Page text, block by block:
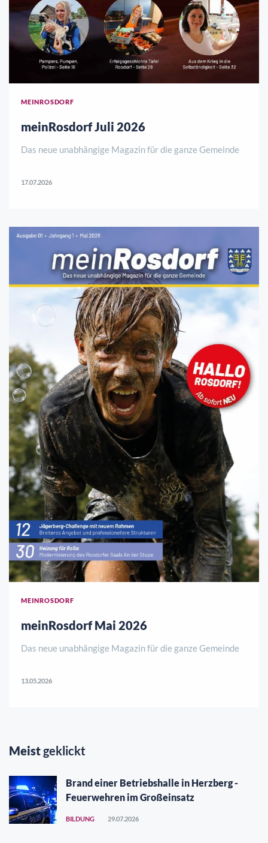
MEINROSDORF
meinRosdorf Juli 2026
Das neue unabhängige Magazin für die ganze Gemeinde
17.07.2026
MEINROSDORF
meinRosdorf Mai 2026
Das neue unabhängige Magazin für die ganze Gemeinde
13.05.2026
Meistgeklickt
Brand einer Betriebshalle in Herzberg -
Feuerwehren im Großeinsatz
BILDUNG 29.07.2026